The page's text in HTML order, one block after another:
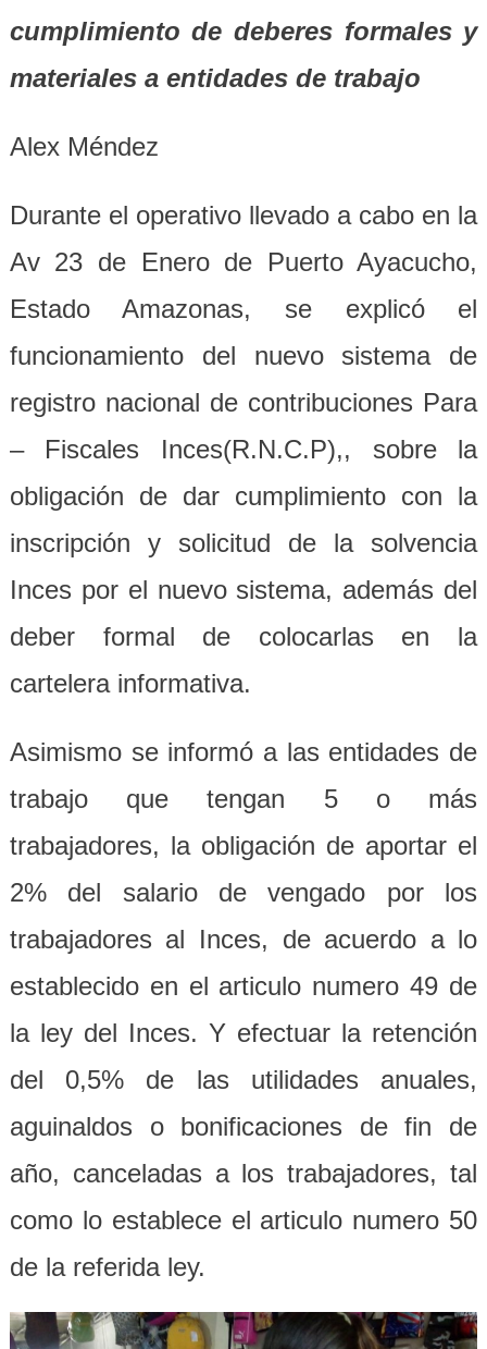
cumplimiento de deberes formales y
materiales a entidades de trabajo
Alex Méndez
Durante el operativo llevado a cabo en la
Av 23 de Enero de Puerto Ayacucho,
Estado Amazonas, se explicó el
funcionamiento del nuevo sistema de
registro nacional de contribuciones Para
– Fiscales Inces(R.N.C.P),, sobre la
obligación de dar cumplimiento con la
inscripción y solicitud de la solvencia
Inces por el nuevo sistema, además del
deber formal de colocarlas en la
cartelera informativa.
Asimismo se informó a las entidades de
trabajo que tengan 5 o más
trabajadores, la obligación de aportar el
2% del salario de vengado por los
trabajadores al Inces, de acuerdo a lo
establecido en el articulo numero 49 de
la ley del Inces. Y efectuar la retención
del 0,5% de las utilidades anuales,
aguinaldos o bonificaciones de fin de
año, canceladas a los trabajadores, tal
como lo establece el articulo numero 50
de la referida ley.